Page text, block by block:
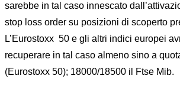
sarebbe in tal caso innescato
stop loss order su posizioni di scoperto
L’Eurostoxx 50 e gli altri indici europei
recuperare in tal caso almeno sino a
(Eurostoxx 50); 18000/18500 il Ftse Mib.